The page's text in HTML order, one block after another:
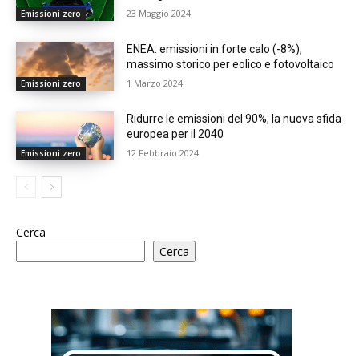
Emissioni zero 23 Maggio 2024
Emissioni zero
ENEA: emissioni in forte calo (-8%),
massimo storico per eolico e fotovoltaico
1 Marzo 2024
Emissioni zero
Ridurre le emissioni del 90%, la nuova sfida
europea per il 2040
12 Febbraio 2024
Cerca
Cerca